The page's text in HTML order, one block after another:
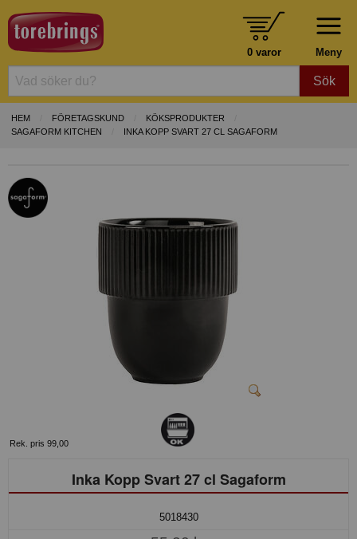
Meny
0 varor
Sök
HEM FÖRETAGSKUND
KÖKSPRODUKTER
SAGAFORM KITCHEN
INKA KOPP SVART 27 CL SAGAFORM
Rek. pris 99,00
Inka Kopp Svart 27 cl Sagaform
5018430